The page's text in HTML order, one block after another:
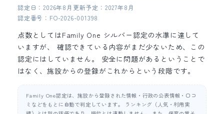
認定日：2026年8月 更新予定：2027年8月
認定番号：FO-2026-001398
点数としてはFamily One シルバー認定の水準に達して
いますが、 確認できている内容がまだ少ないため、この
認定にはしていません。 安全に問題があるということで
はなく、施設からの登録がこれからという段階です。
Family One認定は、施設から登録された情報・行政の公表情報・口コ
ミなどをもとに自動で判定しています。 ランキング（人気・利用実